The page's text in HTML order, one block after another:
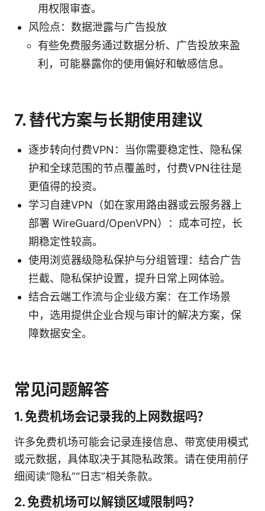
用权限审查。
风险点：数据泄露与广告投放
有些免费服务通过数据分析、广告投放来盈
利，可能暴露你的使用偏好和敏感信息。
7. 替代方案与长期使用建议
逐步转向付费VPN：当你需要稳定性、隐私保
护和全球范围的节点覆盖时，付费VPN往往是
更值得的投资。
学习自建VPN（如在家用路由器或云服务器上
部署 WireGuard/OpenVPN）：成本可控，长
期稳定性较高。
使用浏览器级隐私保护与分组管理：结合广告
拦截、隐私保护设置，提升日常上网体验。
结合云端工作流与企业级方案：在工作场景
中，选用提供企业合规与审计的解决方案，保
障数据安全。
常见问题解答
1. 免费机场会记录我的上网数据吗？
许多免费机场可能会记录连接信息、带宽使用模式
或元数据，具体取决于其隐私政策。请在使用前仔
细阅读“隐私”“日志”相关条款。
2. 免费机场可以解锁区域限制吗？